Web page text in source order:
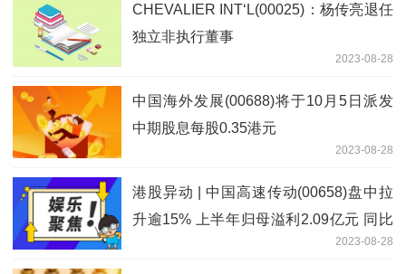
CHEVALIER INT‘L(00025)：杨传亮退任
独立非执行董事
2023-08-28
中国海外发展(00688)将于10月5日派发
中期股息每股0.35港元
2023-08-28
港股异动 | 中国高速传动(00658)盘中拉
升逾15% 上半年归母溢利2.09亿元 同比
2023-08-28